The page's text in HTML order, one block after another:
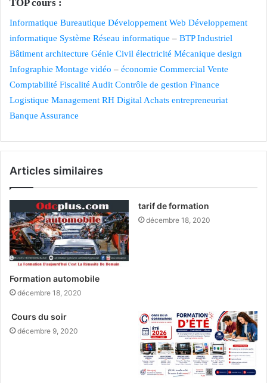
TOP cours :
Informatique Bureautique Développement Web Développement
informatique Système Réseau informatique – BTP Industriel
Bâtiment architecture Génie Civil électricité Mécanique design
Infographie Montage vidéo – économie Commercial Vente
Comptabilité Fiscalité Audit Contrôle de gestion Finance
Logistique Management RH Digital Achats entrepreneuriat
Banque Assurance
Articles similaires
Formation automobile
décembre 18, 2020
tarif de formation
décembre 18, 2020
Cours du soir
décembre 9, 2020